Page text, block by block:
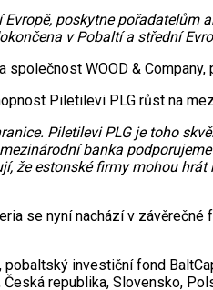
poskytne pořadatelům
v Pobaltí a střední
WOOD &
Piletilevi PLG růst na
Piletilevi PLG je toho
banka
estonské firmy mohou
se nyní nachází v
investiční fond
republika, Slovensko,